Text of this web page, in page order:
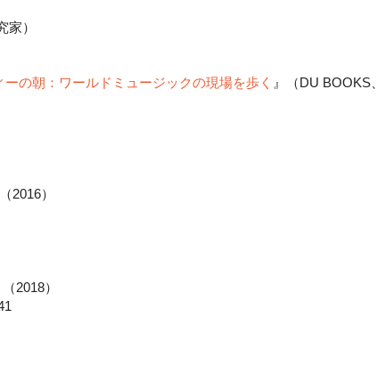
）
の朝：ワールドミュージックの現場を歩く 』（DU BOOKS、
2016）
（2018）